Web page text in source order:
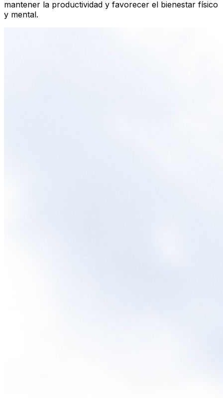
mantener la productividad y favorecer el bienestar físico
y mental.